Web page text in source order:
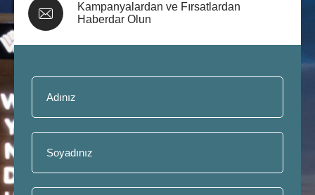
Kampanyalardan ve Fırsatlardan
Haberdar Olun